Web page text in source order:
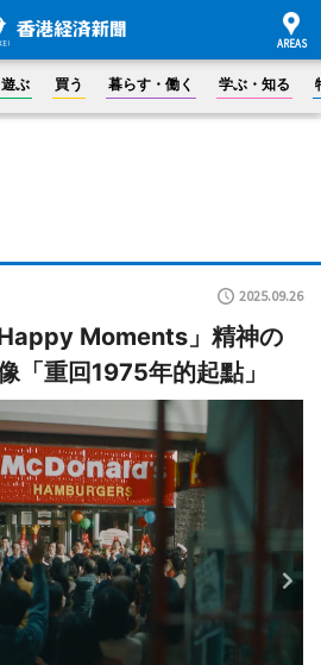
ぶ 買う 暮らす・働く 学ぶ・知る
2025.09.26
Moments」精神の
「重回1975年的起點」